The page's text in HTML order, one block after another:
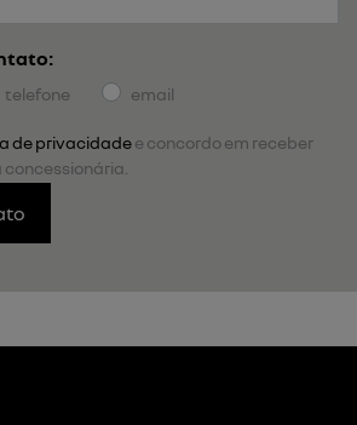
telefone email
de privacidadee concordo em receber